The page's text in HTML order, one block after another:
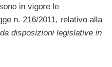
in vigore le
n. 216/2011, relativo alla
disposizioni legislative in